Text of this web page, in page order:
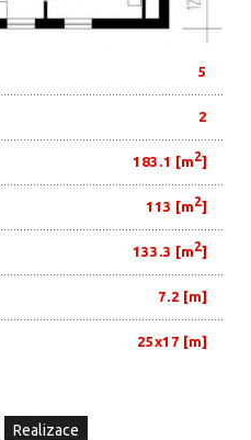
5
2
183.1 [m2]
113 [m2]
133.3 [m2]
7.2 [m]
25x17 [m]
Realizace